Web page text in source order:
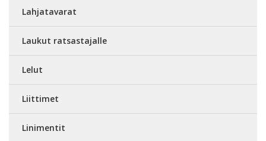
Lahjatavarat
Laukut ratsastajalle
Lelut
Liittimet
Linimentit